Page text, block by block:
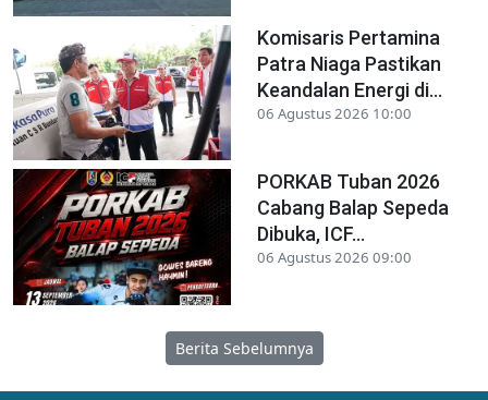
Komisaris Pertamina
Patra Niaga Pastikan
Keandalan Energi di...
06 Agustus 2026 10:00
PORKAB Tuban 2026
Cabang Balap Sepeda
Dibuka, ICF...
06 Agustus 2026 09:00
Berita Sebelumnya